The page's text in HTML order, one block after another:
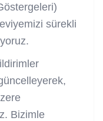
sürekli
Bizimle